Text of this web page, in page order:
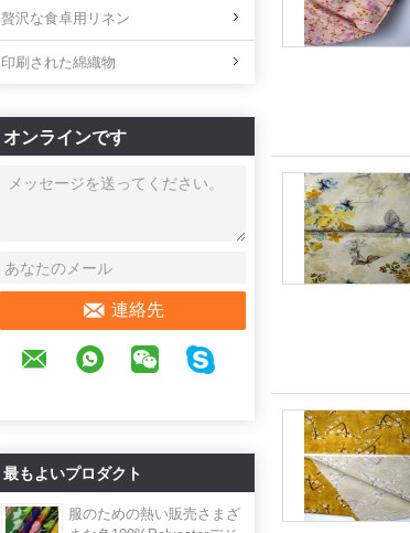
贅沢な食卓用リネン
印刷された綿織物
オンラインです
連絡先
最もよいプロダクト
服のための熱い販売さまざ